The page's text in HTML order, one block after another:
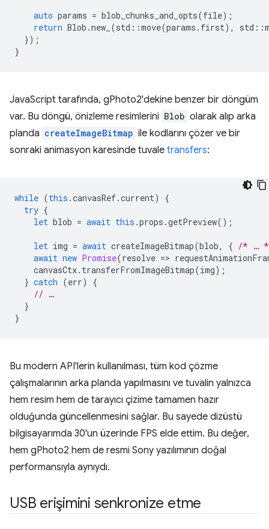
auto params = blob_chunks_and_opts(file);
return Blob .new_ (std ::move(params . first), std ::
});
}
JavaScript tarafında, gPhoto2'dekine benzer bir döngüm
var. Bu döngü, önizleme resimlerini Blob olarak alıp arka
planda createImageBitmap ile kodlarını çözer ve bir
sonraki animasyon karesinde tuvale transfers:
while (this .canvasRef.current)
{
try {
let blob = await this .props .getPreview();
let img = await createImageBitmap(blob, { /* …
await new Promise(resolve =>
canvasCtx. transferFromImageBitmap(img);
} catch (err)
{
// …
}
}
Bu modern API'lerin kullanılması, tüm kod çözme
çalışmalarının arka planda yapılmasını ve tuvalin yalnızca
hem resim hem de tarayıcı çizime tamamen hazır
olduğunda güncellenmesini sağlar. Bu sayede dizüstü
bilgisayarımda 30'un üzerinde FPS elde ettim. Bu değer,
hem gPhoto2 hem de resmi Sony yazılımının doğal
performansıyla aynıydı.
USB erişimini senkronize etme